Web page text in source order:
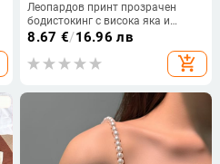
Леопардов принт прозрачен
бодистокинг с висока яка и
открит гръб, полиестер 80–90%,
8.67 €/16.96 лв
add_shopping_cart